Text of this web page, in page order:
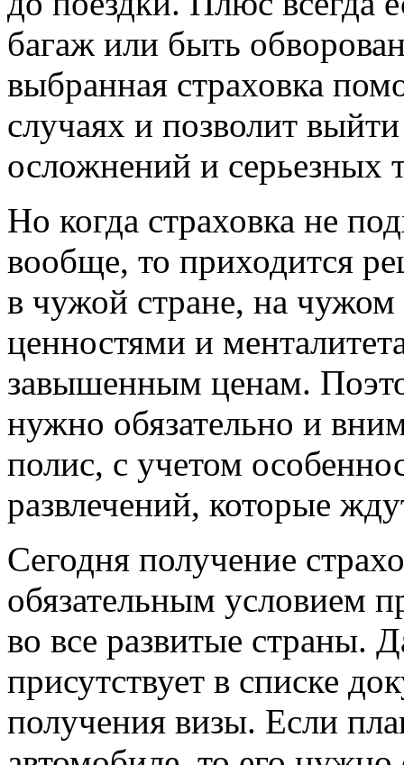
багаж или быть
выбранная страховка
случаях и позволит
осложнений и серьезных
Но когда страховка не
вообще, то приходится
в чужой стране, на
ценностями и
завышенным ценам.
нужно обязательно и
полис, с учетом
развлечений, которые
Сегодня получение
обязательным условием
во все развитые страны.
присутствует в списке
получения визы. Если